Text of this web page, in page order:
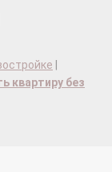
квартиру без